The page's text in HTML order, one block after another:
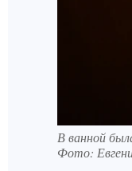
В ванной
Фото: